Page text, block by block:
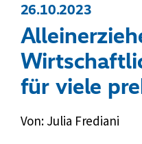
26.10.2023
für viele
Von: Julia Frediani